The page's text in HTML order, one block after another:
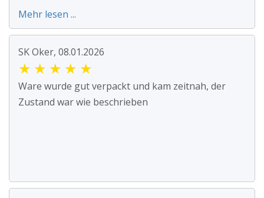
Mehr lesen ...
SK Oker, 08.01.2026
★ ★ ★ ★ ★
Ware wurde gut verpackt und kam zeitnah, der
Zustand war wie beschrieben